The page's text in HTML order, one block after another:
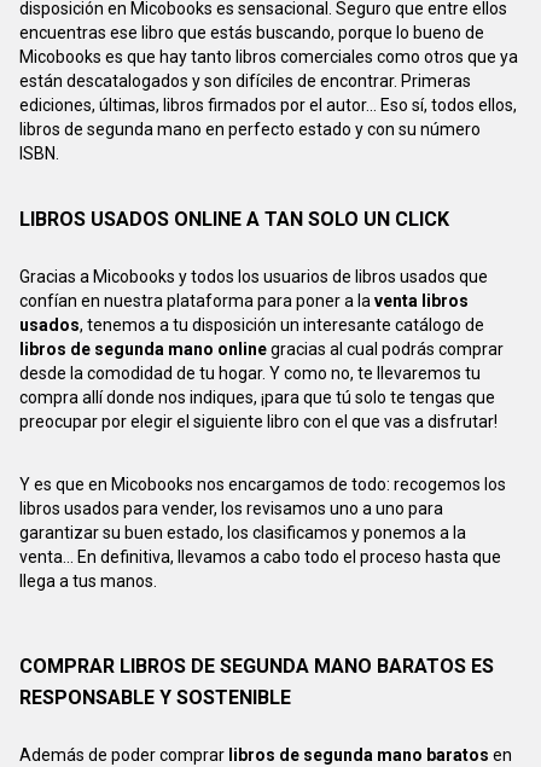
disposición en Micobooks es sensacional. Seguro que entre ellos
encuentras ese libro que estás buscando, porque lo bueno de
Micobooks es que hay tanto libros comerciales como otros que ya
están descatalogados y son difíciles de encontrar. Primeras
ediciones, últimas, libros firmados por el autor... Eso sí, todos ellos,
libros de segunda mano en perfecto estado y con su número
ISBN.
LIBROS USADOS ONLINE A TAN SOLO UN CLICK
Gracias a Micobooks y todos los usuarios de libros usados que
confían en nuestra plataforma para poner a laventa libros
usados, tenemos a tu disposición un interesante catálogo de
libros de segunda mano onlinegracias al cual podrás comprar
desde la comodidad de tu hogar. Y como no, te llevaremos tu
compra allí donde nos indiques, ¡para que tú solo te tengas que
preocupar por elegir el siguiente libro con el que vas a disfrutar!
Y es que en Micobooks nos encargamos de todo: recogemos los
libros usados para vender, los revisamos uno a uno para
garantizar su buen estado, los clasificamos y ponemos a la
venta... En definitiva, llevamos a cabo todo el proceso hasta que
llega a tus manos.
COMPRAR LIBROS DE SEGUNDA MANO BARATOS ES
RESPONSABLE Y SOSTENIBLE
Además de poder comprar libros de segunda mano baratos en